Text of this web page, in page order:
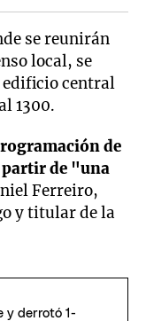
se reunirán
local, se
edificio central
1300.
de
partir de "una
Ferreiro,
y titular de la
y derrotó 1-